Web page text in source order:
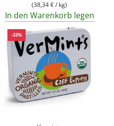
(38,34 €/ kg)
In den Warenkorb legen
-33%